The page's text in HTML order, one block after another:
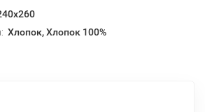
Хлопок, Хлопок 100%